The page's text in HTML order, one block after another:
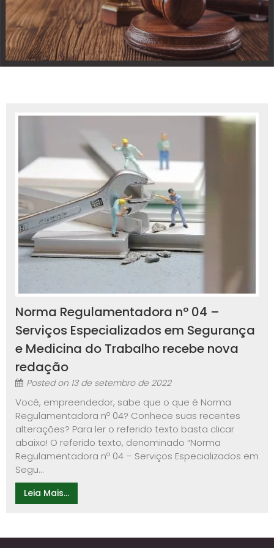
Norma Regulamentadora nº 04 –
Serviços Especializados em Segurança
e Medicina do Trabalho recebe nova
redação
Posted on 13 de setembro de 2022
Você, empreendedor, sabe que o que é Norma
Regulamentadora nº 04? Conhece suas recentes
alterações? Para ler o referido texto basta clicar
abaixo! O referido texto, denominado “Norma
Regulamentadora nº 04 – Serviços Especializados em
Segu...
Leia Mais...